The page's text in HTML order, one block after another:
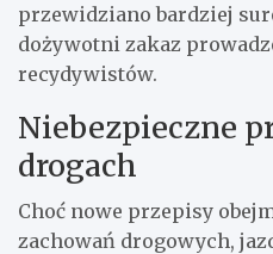
przewidziano bardziej
dożywotni zakaz
recydywistów.
Niebezpieczne
drogach
Choć nowe przepisy
zachowań drogowych,